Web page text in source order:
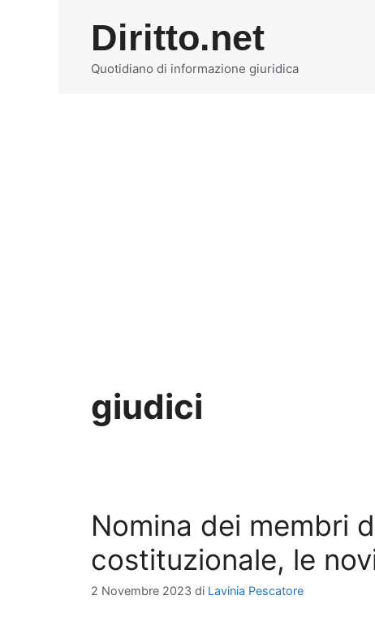
Diritto.net
Quotidiano di informazione giuridica
giudici
Nomina dei membri
costituzionale, le
2 Novembre 2023 di Lavinia Pescatore